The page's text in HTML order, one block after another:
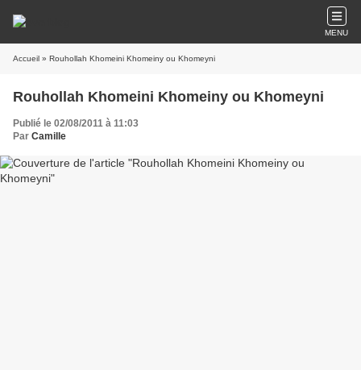
MENU
Accueil » Rouhollah Khomeini Khomeiny ou Khomeyni
Rouhollah Khomeini Khomeiny ou Khomeyni
Publié le 02/08/2011 à 11:03
Par Camille